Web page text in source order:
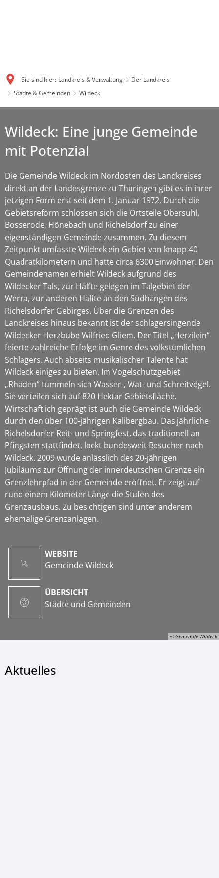
Sie sind hier: Landkreis & Verwaltung
Der Landkreis
Städte & Gemeinden
Wildeck
© Gemeinde Wildeck
Wildeck: Eine junge Gemeinde
mit Potenzial
Die Gemeinde Wildeck im Nordosten des Landkreises
direkt an der Landesgrenze zu Thüringen gibt es in ihrer
jetzigen Form erst seit dem 1. Januar 1972. Durch die
Gebietsreform schlossen sich die Ortsteile Obersuhl,
Bosserode, Hönebach und Richelsdorf zu einer
eigenständigen Gemeinde zusammen. Zu diesem
Zeitpunkt umfasste Wildeck ein Gebiet von knapp 40
Quadratkilometern und hatte circa 6300 Einwohner. Den
Gemeindenamen erhielt Wildeck aufgrund des
Wildecker Tals, zur Hälfte gelegen im Talgebiet der
Werra, zur anderen Hälfte an den Südhängen des
Richelsdorfer Gebirges. Über die Grenzen des
Landkreises hinaus bekannt ist der schlagersingende
Wildecker Herzbube Wilfried Gliem. Der Titel „Herzilein“
feierte zahlreiche Erfolge im Genre des volkstümlichen
Schlagers. Auch abseits musikalischer Talente hat
Wildeck einiges zu bieten. Im Vogelschutzgebiet
„Rhäden“ tummeln sich Wasser-, Wat- und Schreitvögel.
Sie verteilen sich auf 820 Hektar Gebietsfläche.
Wirtschaftlich geprägt ist auch die Gemeinde Wildeck
durch den über 100-jährigen Kalibergbau. Das jährliche
Richelsdorfer Reit- und Springfest, das traditionell an
Pfingsten stattfindet, lockt bundesweit Besucher nach
Wildeck. 2009 wurde anlässlich des 20-jährigen
Jubiläums zur Öffnung der innerdeutschen Grenze ein
Grenzlehrpfad in der Gemeinde eröffnet. Er zeigt auf
rund einem Kilometer Länge die Stufen des
Grenzausbaus. Zu besichtigen sind unter anderem
ehemalige Grenzanlagen.
WEBSITE
Gemeinde Wildeck
ÜBERSICHT
Städte und Gemeinden
Aktuelles